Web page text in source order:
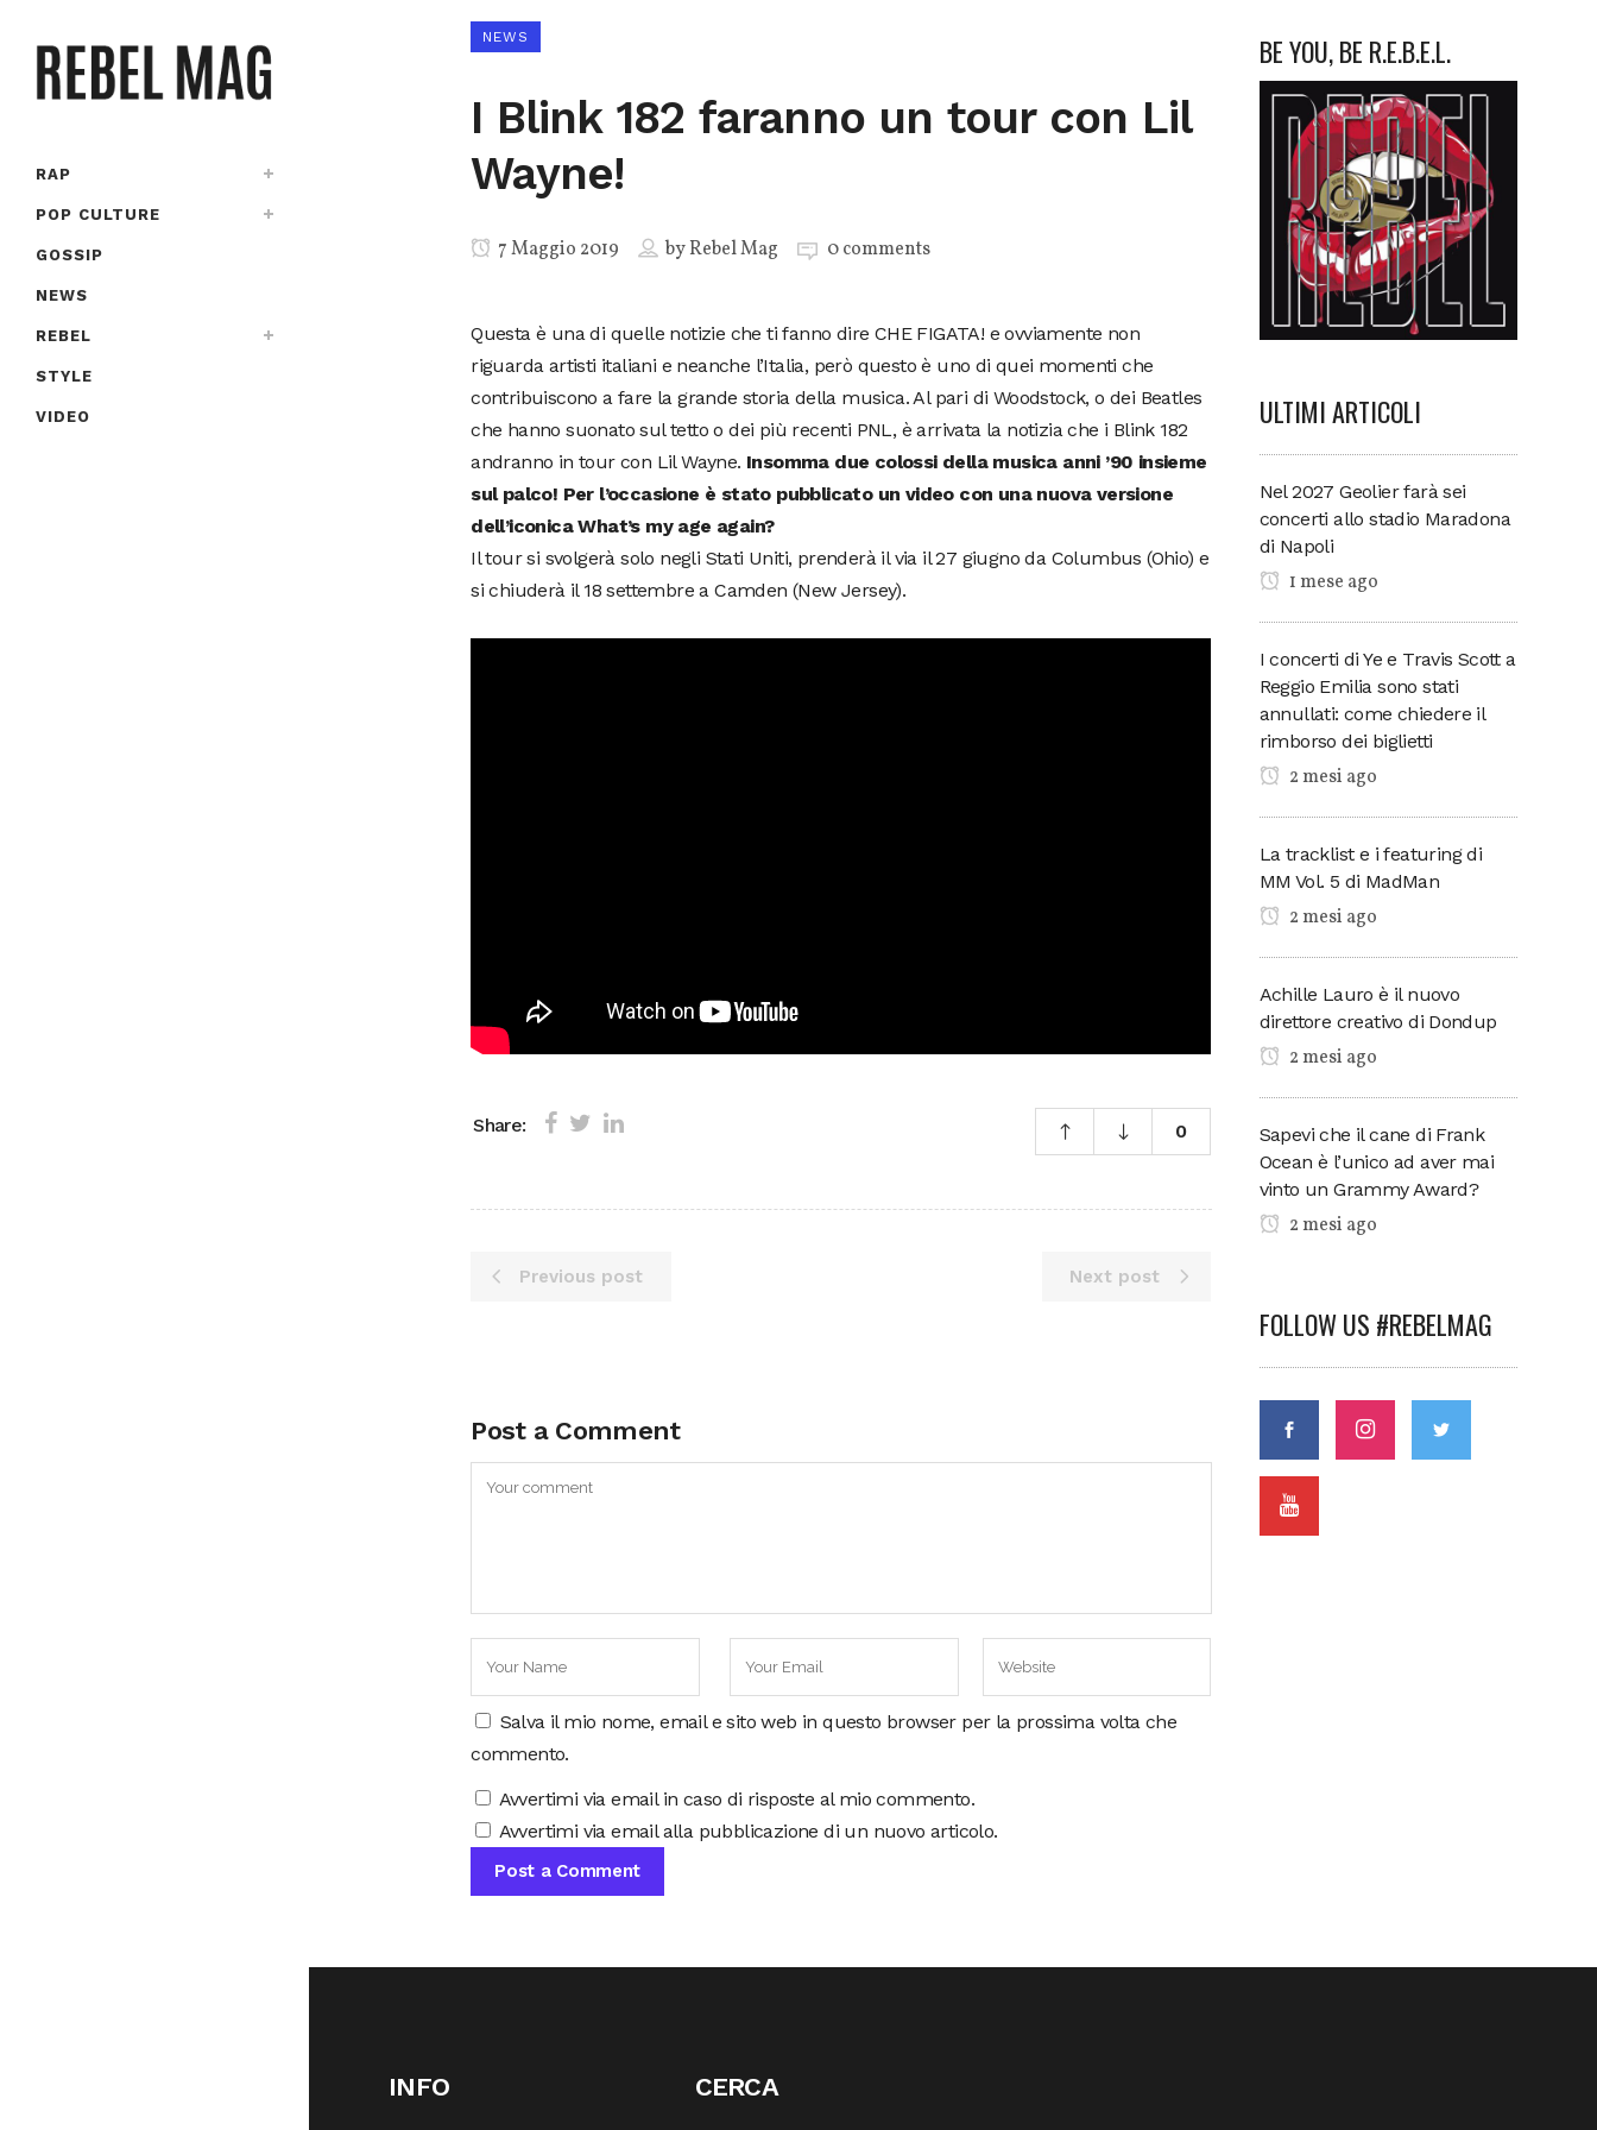
RAP
POP CULTURE
GOSSIP
NEWS
REBEL
STYLE
VIDEO
NEWS
I Blink 182 faranno un tour con Lil
Wayne!
7 Maggio 2019 byRebel Mag 0 comments
Questa è una di quelle notizie che ti fanno dire CHE FIGATA! e ovviamente non
riguarda artisti italiani e neanche l’Italia, però questo è uno di quei momenti che
contribuiscono a fare la grande storia della musica. Al pari di Woodstock, o dei Beatles
che hanno suonato sul tetto o dei più recenti PNL, è arrivata la notizia che i Blink 182
andranno in tour con Lil Wayne. Insomma due colossi della musica anni ’90 insieme
sul palco! Per l’occasione è stato pubblicato un video con una nuova versione
dell’iconica What’s my age again?
Il tour si svolgerà solo negli Stati Uniti, prenderà il via il 27 giugno da Columbus (Ohio) e
si chiuderà il 18 settembre a Camden (New Jersey).
Share: 0
Previous post Next post
Post a Comment
Salva il mio nome, email e sito web in questo browser per la prossima volta che
commento.
Avvertimi via email in caso di risposte al mio commento.
Avvertimi via email alla pubblicazione di un nuovo articolo.
BE YOU, BE R.E.B.E.L.
ULTIMI ARTICOLI
Nel 2027 Geolier farà sei
concerti allo stadio Maradona
di Napoli
1 mese ago
I concerti di Ye e Travis Scott a
Reggio Emilia sono stati
annullati: come chiedere il
rimborso dei biglietti
2 mesi ago
La tracklist e i featuring di
MM Vol. 5 di MadMan
2 mesi ago
Achille Lauro è il nuovo
direttore creativo di Dondup
2 mesi ago
Sapevi che il cane di Frank
Ocean è l’unico ad aver mai
vinto un Grammy Award?
2 mesi ago
FOLLOW US #REBELMAG
INFO CERCA